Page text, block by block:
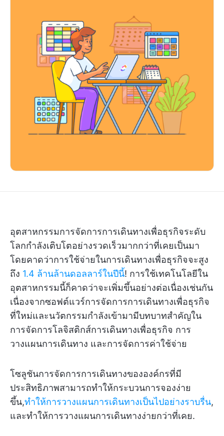
อุตสาหกรรมการจัดการการเดินทางเพื่อธุรกิจระดับ
โลกกำลังเติบโตอย่างรวดเร็วมากกว่าที่เคยเป็นมา
โดยคาดว่าการใช้จ่ายในการเดินทางเพื่อธุรกิจจะสูง
ถึง 1.4 ล้านล้านดอลลาร์ในปีนี้! การใช้เทคโนโลยีใน
อุตสาหกรรมนี้ก็คาดว่าจะเพิ่มขึ้นอย่างต่อเนื่องเช่นกัน
เนื่องจากซอฟต์แวร์การจัดการการเดินทางเพื่อธุรกิจ
ที่ใหม่และนวัตกรรมกำลังเข้ามามีบทบาทสำคัญใน
การจัดการโลจิสติกส์การเดินทางเพื่อธุรกิจ การ
วางแผนการเดินทาง และการจัดการค่าใช้จ่าย
โซลูชันการจัดการการเดินทางขององค์กรที่มี
ประสิทธิภาพสามารถทำให้กระบวนการจองง่าย
ขึ้น,ทำให้การวางแผนการเดินทางเป็นไปอย่างราบรื่น,
และทำให้การวางแผนการเดินทางง่ายกว่าที่เคย.